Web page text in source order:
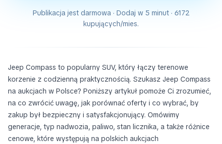
Publikacja jest darmowa · Dodaj w 5 minut · 6172
kupujących/mies.
Jeep Compass to popularny SUV, który łączy terenowe
korzenie z codzienną praktycznością. Szukasz Jeep Compass
na aukcjach w Polsce? Poniższy artykuł pomoże Ci zrozumieć,
na co zwrócić uwagę, jak porównać oferty i co wybrać, by
zakup był bezpieczny i satysfakcjonujący. Omówimy
generacje, typ nadwozia, paliwo, stan licznika, a także różnice
cenowe, które występują na polskich aukcjach